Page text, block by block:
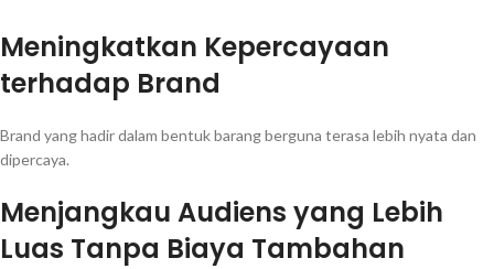
Meningkatkan Kepercayaan
terhadap Brand
Brand yang hadir dalam bentuk barang berguna terasa lebih nyata dan
dipercaya.
Menjangkau Audiens yang Lebih
Luas Tanpa Biaya Tambahan